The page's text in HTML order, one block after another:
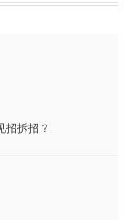
招拆招？